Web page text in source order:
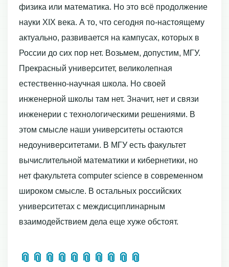
физика или математика. Но это всё продолжение
науки XIX века. А то, что сегодня по-настоящему
актуально, развивается на кампусах, которых в
России до сих пор нет. Возьмем, допустим, МГУ.
Прекрасный университет, великолепная
естественно-научная школа. Но своей
инженерной школы там нет. Значит, нет и связи
инженерии с технологическими решениями. В
этом смысле наши университеты остаются
недоуниверситетами. В МГУ есть факультет
вычислительной математики и кибернетики, но
нет факультета computer science в современном
широком смысле. В остальных российских
университетах с междисциплинарным
взаимодействием дела еще хуже обстоят.
📎 📎 📎 📎 📎 📎 📎 📎 📎 📎